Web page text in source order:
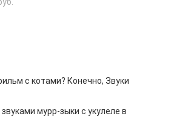
с котами? Конечно, Звуки
мурр-зыки с укулеле в